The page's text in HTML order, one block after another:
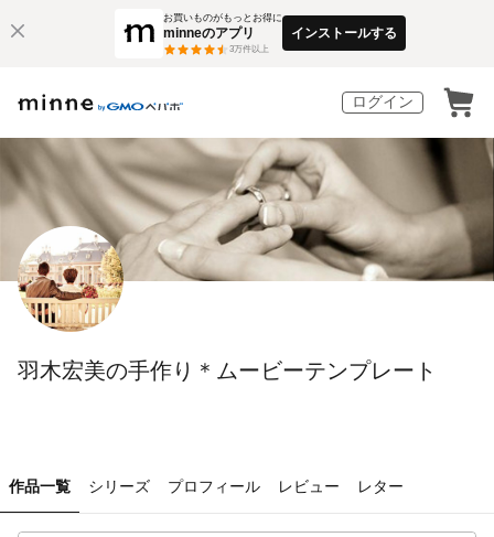
お買いものがもっとお得に
minneのアプリ
3万件以上
インストールする
ログイン
羽木宏美の手作り＊ムービーテンプレート
作品一覧 シリーズ プロフィール レビュー レター